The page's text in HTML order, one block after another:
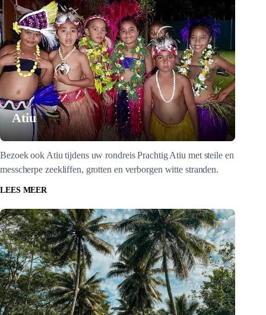
Atiu
Bezoek ook Atiu tijdens uw rondreis Prachtig Atiu met steile en
messcherpe zeekliffen, grotten en verborgen witte stranden.
LEES MEER